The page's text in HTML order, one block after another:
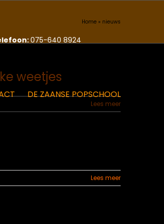
075-640 8924
DE ZAANSE POPSCHOOL
Home » nieuws
weetjes
Lees meer
Lees meer